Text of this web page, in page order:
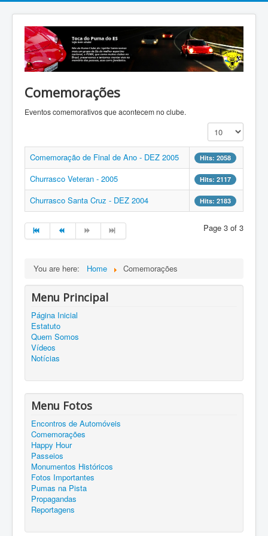
Comemorações
Eventos comemorativos que acontecem no clube.
Display #
Comemoração de Final de Ano - DEZ 2005 Hits: 2058
Churrasco Veteran - 2005 Hits: 2117
Churrasco Santa Cruz - DEZ 2004 Hits: 2183
Page 3 of 3
You are here: Home Comemorações
Menu Principal
Página Inicial
Estatuto
Quem Somos
Vídeos
Notícias
Menu Fotos
Encontros de Automóveis
Comemorações
Happy Hour
Passeios
Monumentos Históricos
Fotos Importantes
Pumas na Pista
Propagandas
Reportagens